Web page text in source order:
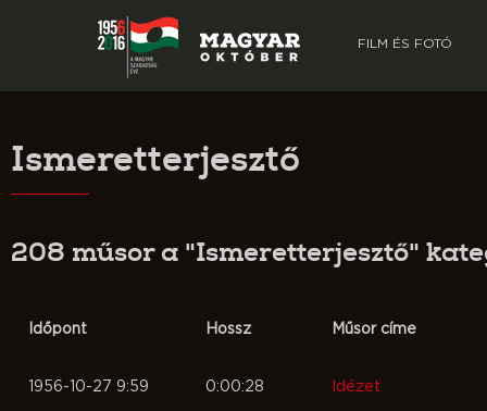
FILM ÉS FOTÓ
Ismeretterjesztő
208 műsor a "Ismeretterjesztő"
Időpont Hossz Műsor címe
1956-10-27 9:59 0:00:28 Idézet